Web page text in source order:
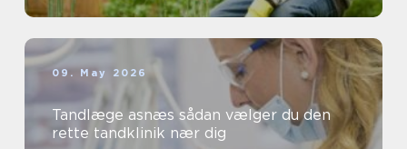
09. May 2026
Tandlæge asnæs sådan vælger du den
rette tandklinik nær dig